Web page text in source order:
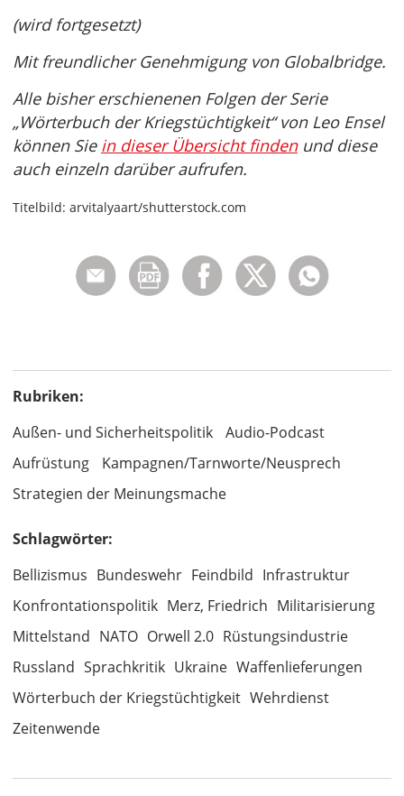
(wird fortgesetzt)
Mit freundlicher Genehmigung von Globalbridge.
Alle bisher erschienenen Folgen der Serie
„Wörterbuch der Kriegstüchtigkeit“ von Leo Ensel
können Sie in dieser Übersicht findenund diese
auch einzeln darüber aufrufen.
Titelbild: arvitalyaart/shutterstock.com
Rubriken:
Außen- und Sicherheitspolitik
Audio-Podcast
Aufrüstung
Kampagnen/Tarnworte/Neusprech
Strategien der Meinungsmache
Schlagwörter:
Bellizismus Bundeswehr Feindbild Infrastruktur
Konfrontationspolitik Merz, Friedrich Militarisierung
Mittelstand NATO Orwell 2.0 Rüstungsindustrie
Russland Sprachkritik Ukraine Waffenlieferungen
Wörterbuch der Kriegstüchtigkeit Wehrdienst
Zeitenwende